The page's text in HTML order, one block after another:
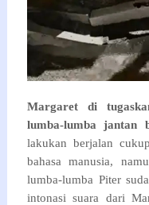
Margaret di
lumba-lumba jantan
lakukan berjalan
bahasa manusia,
lumba-lumba Piter
intonasi suara dari